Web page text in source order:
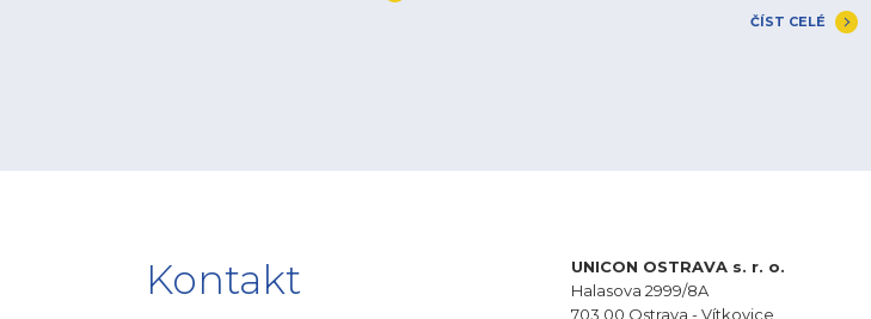
ČÍST CELÉ
Kontakt
UNICON OSTRAVA s. r. o.
Halasova 2999/8A
703 00 Ostrava - Vítkovice